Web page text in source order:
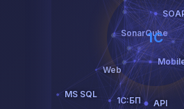
1C